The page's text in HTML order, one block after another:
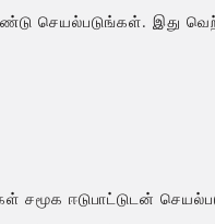
செயல்படுங்கள். இது
சமூக ஈடுபாட்டுடன்